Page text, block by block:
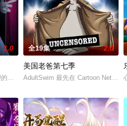
力！友成伊月在阴错阳差之下，卷入日
1.0
灵异能力，杀死了长期以来仇恨的人
全19集 2.0
美国老爸第七季
AdultSwim 最先在 Cartoon